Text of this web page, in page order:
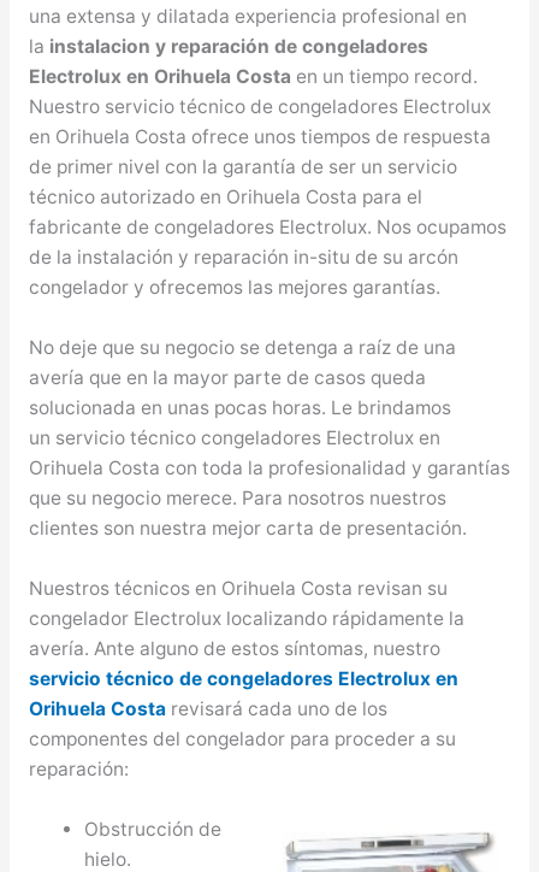
una extensa y dilatada experiencia profesional en
la instalacion y reparación de congeladores
Electrolux en Orihuela Costa en un tiempo record.
Nuestro servicio técnico de congeladores Electrolux
en Orihuela Costa ofrece unos tiempos de respuesta
de primer nivel con la garantía de ser un servicio
técnico autorizado en Orihuela Costa para el
fabricante de congeladores Electrolux. Nos ocupamos
de la instalación y reparación in-situ de su arcón
congelador y ofrecemos las mejores garantías.
No deje que su negocio se detenga a raíz de una
avería que en la mayor parte de casos queda
solucionada en unas pocas horas. Le brindamos
un servicio técnico congeladores Electrolux en
Orihuela Costa con toda la profesionalidad y garantías
que su negocio merece. Para nosotros nuestros
clientes son nuestra mejor carta de presentación.
Nuestros técnicos en Orihuela Costa revisan su
congelador Electrolux localizando rápidamente la
avería. Ante alguno de estos síntomas, nuestro
servicio técnico de congeladores Electrolux en
Orihuela Costarevisará cada uno de los
componentes del congelador para proceder a su
reparación:
Obstrucción de
hielo.